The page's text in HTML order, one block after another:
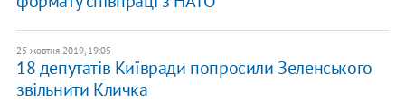
25 жовтня 2019, 19:05
18 депутатів Київради попросили Зеленського
звільнити Кличка